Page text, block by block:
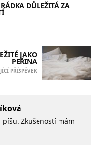
DŮLEŽITÁ ZA
JAKO
PEŘINA
PŘÍSPĚVEK
Zkušeností mám